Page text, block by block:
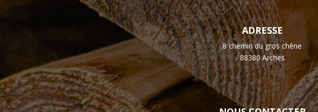
ADRESSE
8 chemin du gros chêne
88380 Arches